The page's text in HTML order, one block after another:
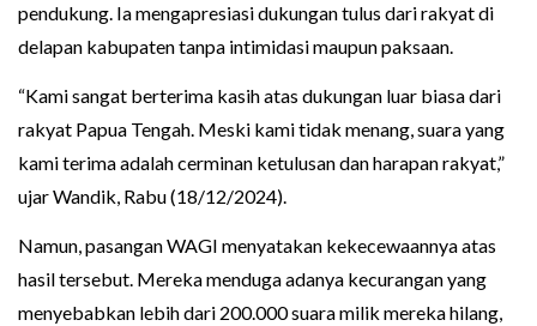
pendukung. Ia mengapresiasi dukungan tulus dari rakyat di
delapan kabupaten tanpa intimidasi maupun paksaan.
“Kami sangat berterima kasih atas dukungan luar biasa dari
rakyat Papua Tengah. Meski kami tidak menang, suara yang
kami terima adalah cerminan ketulusan dan harapan rakyat,”
ujar Wandik, Rabu (18/12/2024).
Namun, pasangan WAGI menyatakan kekecewaannya atas
hasil tersebut. Mereka menduga adanya kecurangan yang
menyebabkan lebih dari 200.000 suara milik mereka hilang,